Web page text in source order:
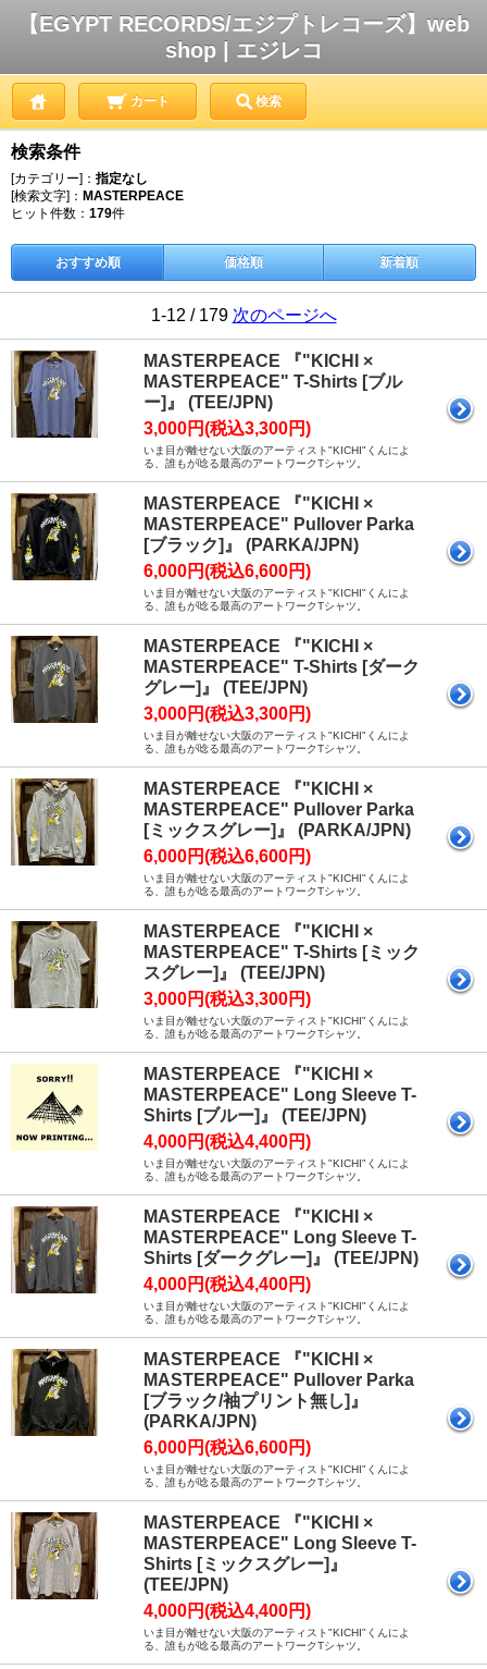
【EGYPT RECORDS/エジプトレコーズ】web
shop | エジレコ
カート 検索
検索条件
[カテゴリー]： 指定なし
[検索文字]： MASTERPEACE
ヒット件数： 179件
おすすめ順 価格順 新着順
1-12 / 179 次のページへ
MASTERPEACE 『"KICHI ×
MASTERPEACE" T-Shirts [ブル
ー]』 (TEE/JPN)
3,000円(税込3,300円)
いま目が離せない大阪のアーティスト"KICHI"くんによ
る、誰もが唸る最高のアートワークTシャツ。
MASTERPEACE 『"KICHI ×
MASTERPEACE" Pullover Parka
[ブラック]』 (PARKA/JPN)
6,000円(税込6,600円)
いま目が離せない大阪のアーティスト"KICHI"くんによ
る、誰もが唸る最高のアートワークTシャツ。
MASTERPEACE 『"KICHI ×
MASTERPEACE" T-Shirts [ダーク
グレー]』 (TEE/JPN)
3,000円(税込3,300円)
いま目が離せない大阪のアーティスト"KICHI"くんによ
る、誰もが唸る最高のアートワークTシャツ。
MASTERPEACE 『"KICHI ×
MASTERPEACE" Pullover Parka
[ミックスグレー]』 (PARKA/JPN)
6,000円(税込6,600円)
いま目が離せない大阪のアーティスト"KICHI"くんによ
る、誰もが唸る最高のアートワークTシャツ。
MASTERPEACE 『"KICHI ×
MASTERPEACE" T-Shirts [ミック
スグレー]』 (TEE/JPN)
3,000円(税込3,300円)
いま目が離せない大阪のアーティスト"KICHI"くんによ
る、誰もが唸る最高のアートワークTシャツ。
MASTERPEACE 『"KICHI ×
MASTERPEACE" Long Sleeve T-
Shirts [ブルー]』 (TEE/JPN)
4,000円(税込4,400円)
いま目が離せない大阪のアーティスト"KICHI"くんによ
る、誰もが唸る最高のアートワークTシャツ。
MASTERPEACE 『"KICHI ×
MASTERPEACE" Long Sleeve T-
Shirts [ダークグレー]』 (TEE/JPN)
4,000円(税込4,400円)
いま目が離せない大阪のアーティスト"KICHI"くんによ
る、誰もが唸る最高のアートワークTシャツ。
MASTERPEACE 『"KICHI ×
MASTERPEACE" Pullover Parka
[ブラック/袖プリント無し]』
(PARKA/JPN)
6,000円(税込6,600円)
いま目が離せない大阪のアーティスト"KICHI"くんによ
る、誰もが唸る最高のアートワークTシャツ。
MASTERPEACE 『"KICHI ×
MASTERPEACE" Long Sleeve T-
Shirts [ミックスグレー]』
(TEE/JPN)
4,000円(税込4,400円)
いま目が離せない大阪のアーティスト"KICHI"くんによ
る、誰もが唸る最高のアートワークTシャツ。